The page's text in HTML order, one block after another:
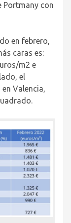
Portmany con
en febrero,
caras es:
m2 e
el
Valencia,